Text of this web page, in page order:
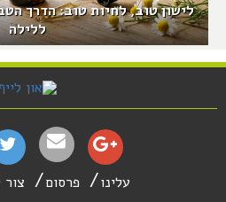
לישון טוב, לחיות טוב: הדרך
ללילה
עלינו פרסום